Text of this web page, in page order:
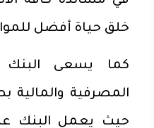
خلق حياة أفضل
كما يسعى البنك
المصرفية والمالية
حيث يعمل البنك